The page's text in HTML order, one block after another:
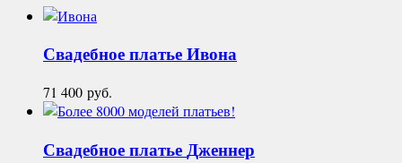
Свадебное платьеИвона
71 400 руб.
Свадебное платьеДженнер